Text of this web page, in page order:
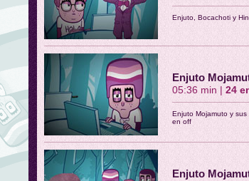
Enjuto, Bocachoti y
Enjuto
05:36 min | 24
Enjuto Mojamuto y
en off
Enjuto